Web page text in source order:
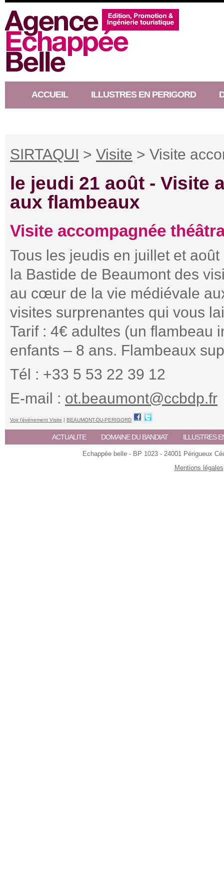
ACCUEIL ILLUSTRES EN PERIGORD
SIRTAQUI > Visite > Visite
le jeudi 21 août - Visite
aux flambeaux
Visite accompagnée
Tous les jeudis en juillet et
la Bastide de Beaumont des
au cœur de la vie médiévale
visites surprenantes qui vous
Tarif : 4€ adultes (un flambeau
enfants – 8 ans. Flambeaux
Tél : +33 5 53 22 39 12
E-mail : ot.beaumont@ccbdp.fr
Voir l'événement Visite | BEAUMONT-DU-PERIGORD
ACTUALITE DOMAINE DU BANDIAT ILLUSTRES
Echappée belle - BP 1023 - 24001 Périgueux
Mentions légales